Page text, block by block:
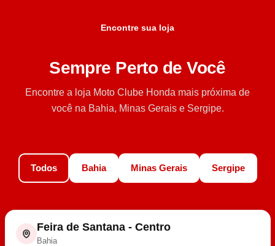
Encontre sua loja
Sempre Perto de Você
Encontre a loja Moto Clube Honda mais próxima de
você na Bahia, Minas Gerais e Sergipe.
Todos Bahia Minas Gerais Sergipe
Feira de Santana - Centro
Bahia